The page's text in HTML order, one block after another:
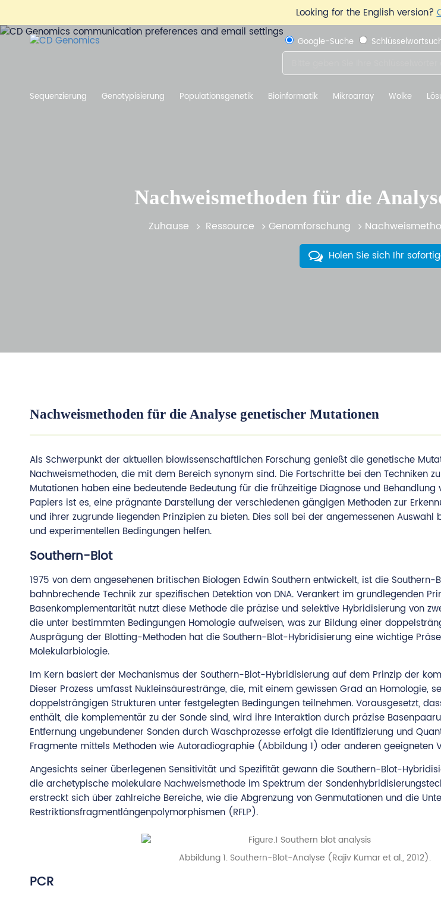
Looking for the English version?
Google-Suche
Sequenzierung Genotypisierung Populationsgenetik Bioinformatik Mikroarray Wolke
Nachweismethoden für die
Zuhause Ressource Genomforschung
Holen Sie sich Ihr
Nachweismethoden für die Analyse genetischer Mutationen
Als Schwerpunkt der aktuellen biowissenschaftlichen Forschung genießt die genetische
Nachweismethoden, die mit dem Bereich synonym sind. Die Fortschritte bei den Techniken
Mutationen haben eine bedeutende Bedeutung für die frühzeitige Diagnose und Behandlung
Papiers ist es, eine prägnante Darstellung der verschiedenen gängigen Methoden zur
und ihrer zugrunde liegenden Prinzipien zu bieten. Dies soll bei der angemessenen Auswahl
und experimentellen Bedingungen helfen.
Southern-Blot
1975 von dem angesehenen britischen Biologen Edwin Southern entwickelt, ist die
bahnbrechende Technik zur spezifischen Detektion von DNA. Verankert im grundlegenden
Basenkomplementarität nutzt diese Methode die präzise und selektive Hybridisierung von
die unter bestimmten Bedingungen Homologie aufweisen, was zur Bildung einer
Ausprägung der Blotting-Methoden hat die Southern-Blot-Hybridisierung eine wichtige
Molekularbiologie.
Im Kern basiert der Mechanismus der Southern-Blot-Hybridisierung auf dem Prinzip der
Dieser Prozess umfasst Nukleinsäurestränge, die, mit einem gewissen Grad an Homologie,
doppelsträngigen Strukturen unter festgelegten Bedingungen teilnehmen. Vorausgesetzt,
enthält, die komplementär zu der Sonde sind, wird ihre Interaktion durch präzise
Entfernung ungebundener Sonden durch Waschprozesse erfolgt die Identifizierung und
Fragmente mittels Methoden wie Autoradiographie (Abbildung 1) oder anderen geeigneten
Angesichts seiner überlegenen Sensitivität und Spezifität gewann die Southern-Blot-
die archetypische molekulare Nachweismethode im Spektrum der
erstreckt sich über zahlreiche Bereiche, wie die Abgrenzung von Genmutationen und die
Restriktionsfragmentlängenpolymorphismen (RFLP).
Abbildung 1. Southern-Blot-Analyse (Rajiv Kumar et al., 2012).
PCR